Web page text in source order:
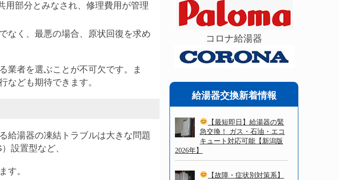
用部分とみなされ、修理費用が管理
なく、最悪の場合、原状回復を求め
業者を選ぶことが不可欠です。ま
なども期待できます。
給湯器の凍結トラブルは大きな問題
設置型など、
す。
コロナ給湯器
給湯器交換新着情報
【最短即日】給湯器の緊
急交換！ ガス・石油・エコ
キュート対応可能【新潟版
2026年】
【故障・症状別対策系】